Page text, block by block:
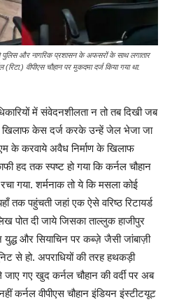
पुलिस और नागरिक प्रशासन के अफसरों के साथ लगातार
वीपीएस चौहान पर मुकदमा दर्ज किया गया था.
में संवेदनशीलता न तो तब दिखी जब
के खिलाफ केस दर्ज करके उन्हें जेल भेजा जा
के करवाये अवैध निर्माण के खिलाफ
हद तक स्पष्ट हो गया कि कर्नल चौहान
गया. शर्मनाक तो ये कि मसला कोई
तक पहुंचती जहां एक ऐसे वरिष्ठ रिटायर्ड
पोत दी जाये जिसका ताल्लुक हाजीपुर
और सियाचिन पर कब्ज़े जैसी जांबाज़ी
से हो. अपराधियों की तरह हथकड़ी
गए खुद कर्नल चौहान की वर्दी पर अब
कर्नल वीपीएस चौहान इंडियन इंस्टीटयूट